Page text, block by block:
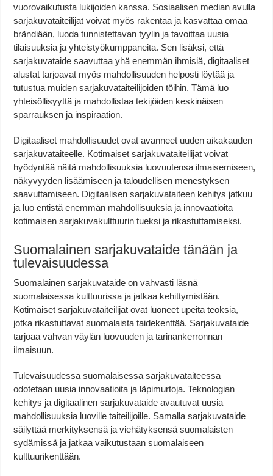
vuorovaikutusta lukijoiden kanssa. Sosiaalisen median avulla
sarjakuvataiteilijat voivat myös rakentaa ja kasvattaa omaa
brändiään, luoda tunnistettavan tyylin ja tavoittaa uusia
tilaisuuksia ja yhteistyökumppaneita. Sen lisäksi, että
sarjakuvataide saavuttaa yhä enemmän ihmisiä, digitaaliset
alustat tarjoavat myös mahdollisuuden helposti löytää ja
tutustua muiden sarjakuvataiteilijoiden töihin. Tämä luo
yhteisöllisyyttä ja mahdollistaa tekijöiden keskinäisen
sparrauksen ja inspiraation.
Digitaaliset mahdollisuudet ovat avanneet uuden aikakauden
sarjakuvataiteelle. Kotimaiset sarjakuvataiteilijat voivat
hyödyntää näitä mahdollisuuksia luovuutensa ilmaisemiseen,
näkyvyyden lisäämiseen ja taloudellisen menestyksen
saavuttamiseen. Digitaalisen sarjakuvataiteen kehitys jatkuu
ja luo entistä enemmän mahdollisuuksia ja innovaatioita
kotimaisen sarjakuvakulttuurin tueksi ja rikastuttamiseksi.
Suomalainen sarjakuvataide tänään ja
tulevaisuudessa
Suomalainen sarjakuvataide on vahvasti läsnä
suomalaisessa kulttuurissa ja jatkaa kehittymistään.
Kotimaiset sarjakuvataiteilijat ovat luoneet upeita teoksia,
jotka rikastuttavat suomalaista taidekenttää. Sarjakuvataide
tarjoaa vahvan väylän luovuuden ja tarinankerronnan
ilmaisuun.
Tulevaisuudessa suomalaisessa sarjakuvataiteessa
odotetaan uusia innovaatioita ja läpimurtoja. Teknologian
kehitys ja digitaalinen sarjakuvataide avautuvat uusia
mahdollisuuksia luoville taiteilijoille. Samalla sarjakuvataide
säilyttää merkityksensä ja viehätyksensä suomalaisten
sydämissä ja jatkaa vaikutustaan suomalaiseen
kulttuurikenttään.